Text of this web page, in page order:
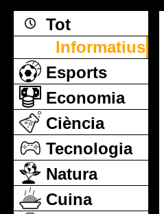
Tot
Informatius
Esports
Economia
Ciència
Tecnologia
Natura
Cuina